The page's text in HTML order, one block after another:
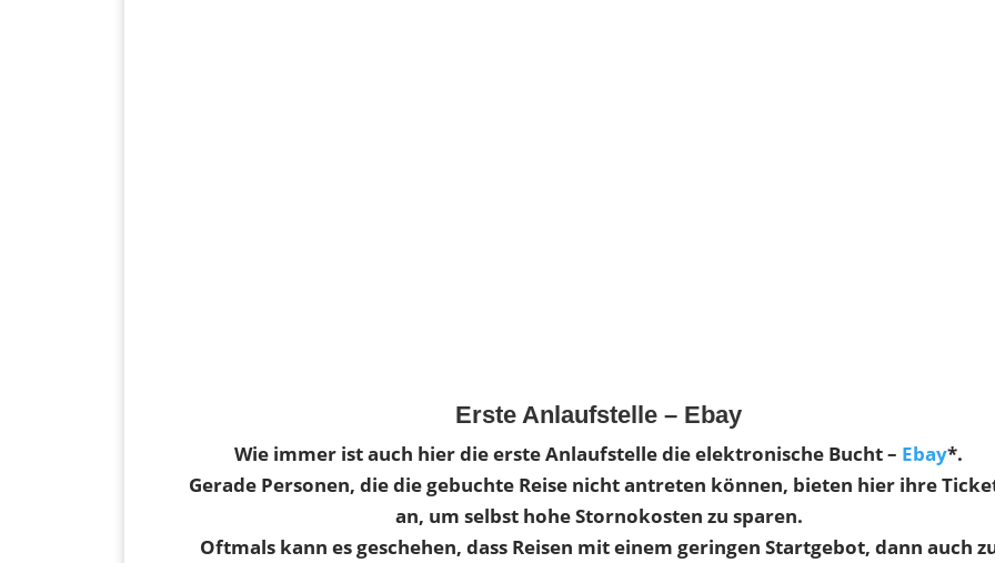
Erste Anlaufstelle – Ebay
Wie immer ist auch hier die erste Anlaufstelle die elektronische Bucht – Ebay*.
Gerade Personen, die die gebuchte Reise nicht antreten können, bieten hier ihre
an, um selbst hohe Stornokosten zu sparen.
Oftmals kann es geschehen, dass Reisen mit einem geringen Startgebot, dann auch